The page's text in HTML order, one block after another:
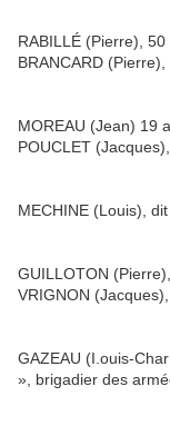
RABILLÉ (Pierre),
BRANCARD
MOREAU (Jean) 19
POUCLET
MECHINE (Louis),
GUILLOTON
VRIGNON
GAZEAU (I.ouis-
», brigadier des